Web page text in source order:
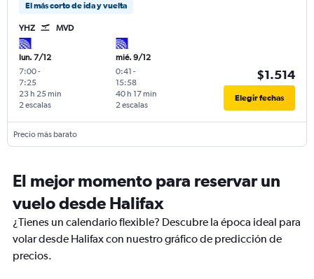
El más corto de ida y vuelta
YHZ MVD
lun. 7/12
7:00-
7:25
2 escalas
23 h 25 min
mié. 9/12
0:41 -
15:58
2 escalas
40 h 17 min
$1.514
Elegir fechas
Precio más barato
El mejor momento para reservar un
vuelo desde Halifax
¿Tienes un calendario flexible? Descubre la época ideal para
volar desde Halifax con nuestro gráfico de predicción de
precios.